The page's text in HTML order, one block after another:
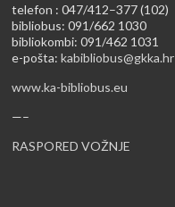
telefon : 047/412–377 (102)
bibliobus: 091/662 1030
bibliokombi: 091/462 1031
e-pošta:kabibliobus@gkka.hr
www.ka-bibliobus.eu
—–
RASPORED VOŽNJE